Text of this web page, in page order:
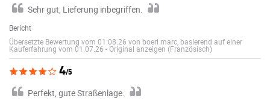
Sehr gut, Lieferung inbegriffen.
Bericht
Übersetzte Bewertung vom 01.08.26 von boeri marc, basierend auf einer
Kauferfahrung vom 01.07.26 -Original anzeigen (Französisch)
4/5
Perfekt, gute Straßenlage.